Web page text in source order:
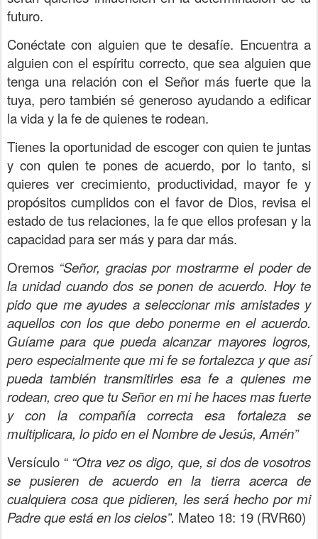
futuro.
Conéctate con alguien que te desafíe. Encuentra a
alguien con el espíritu correcto, que sea alguien que
tenga una relación con el Señor más fuerte que la
tuya, pero también sé generoso ayudando a edificar
la vida y la fe de quienes te rodean.
Tienes la oportunidad de escoger con quien te juntas
y con quien te pones de acuerdo, por lo tanto, si
quieres ver crecimiento, productividad, mayor fe y
propósitos cumplidos con el favor de Dios, revisa el
estado de tus relaciones, la fe que ellos profesan y la
capacidad para ser más y para dar más.
Oremos “Señor, gracias por mostrarme el poder de
la unidad cuando dos se ponen de acuerdo. Hoy te
pido que me ayudes a seleccionar mis amistades y
aquellos con los que debo ponerme en el acuerdo.
Guíame para que pueda alcanzar mayores logros,
pero especialmente que mi fe se fortalezca y que así
pueda también transmitirles esa fe a quienes me
rodean, creo que tu Señor en mi he haces mas fuerte
y con la compañía correcta esa fortaleza se
multiplicara, lo pido en el Nombre de Jesús, Amén”
Versículo “ “Otra vez os digo, que, si dos de vosotros
se pusieren de acuerdo en la tierra acerca de
cualquiera cosa que pidieren, les será hecho por mi
Padre que está en los cielos”. Mateo 18: 19 (RVR60)